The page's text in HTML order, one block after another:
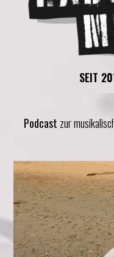
SEIT
Podcast zur